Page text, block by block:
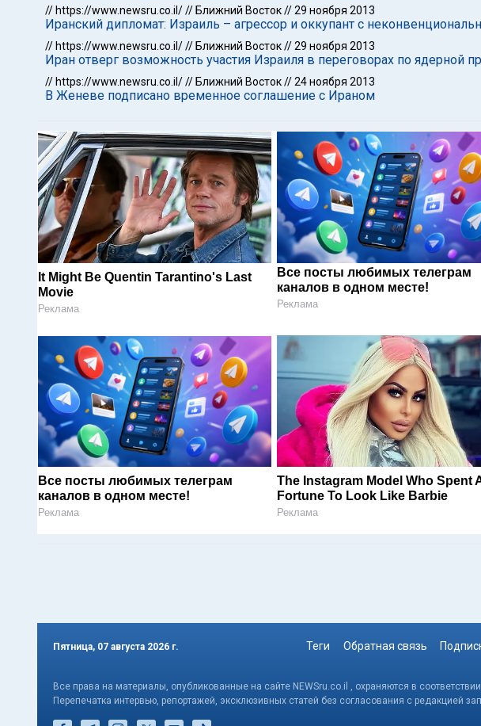
// https://www.newsru.co.il/// Ближний Восток//29 ноября 2013
Иранский дипломат: Израиль – агрессор и оккупант с
// https://www.newsru.co.il/// Ближний Восток//29 ноября 2013
Иран отверг возможность участия Израиля в переговорах по ядерной
// https://www.newsru.co.il/// Ближний Восток//24 ноября 2013
В Женеве подписано временное соглашение с Ираном
It Might Be Quentin Tarantino's Last
Movie
Реклама
Все посты любимых телеграм
каналов в одном месте!
Реклама
Все посты любимых телеграм
каналов в одном месте!
Реклама
The Instagram Model Who Spent
Fortune To Look Like Barbie
Реклама
Пятница, 07 августа 2026 г. Теги Обратная связь
Все права на материалы, опубликованные на сайте NEWSru.co.il , охраняются в
Перепечатка интервью, репортажей, эксклюзивных статей без согласования с редакцией